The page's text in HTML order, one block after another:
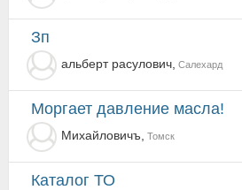
зп
альберт расулович, Салехард
Моргает давление масла!
Михайловичъ, Томск
Каталог ТО